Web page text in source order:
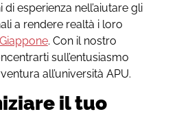
esperienza nell’aiutare gli
a rendere realtà i loro
. Con il nostro
sull’entusiasmo
all’università APU.
il tuo